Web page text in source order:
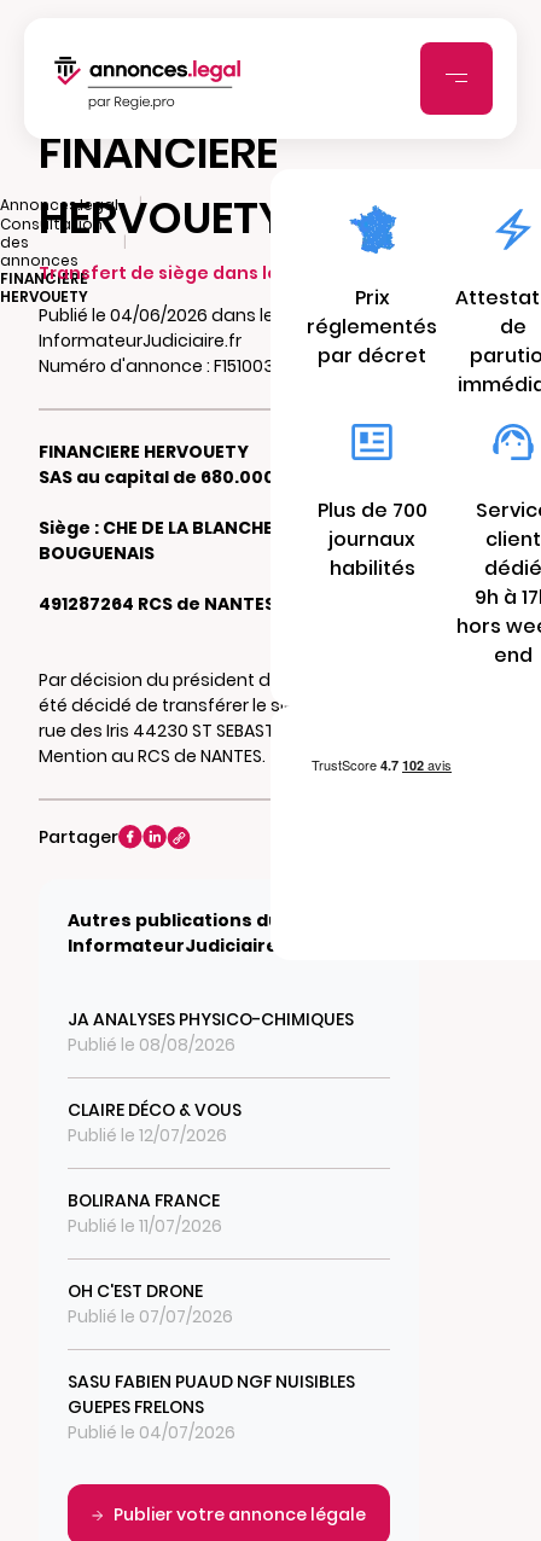
Annonces.legal
|
Consultation
des
annonces
|
FINANCIERE
HERVOUETY
FINANCIERE
HERVOUETY
Transfert de siège dans le même ressort
Publié le 04/06/2026 dans le journal
InformateurJudiciaire.fr
Numéro d'annonce : F15100354fc0l
FINANCIERE HERVOUETY
SAS au capital de 680.000 €
Siège : CHE DE LA BLANCHE 44340
BOUGUENAIS
491287264 RCS de NANTES
Par décision du président du 29/05/2026, il a
été décidé de transférer le siège social au 6
rue des Iris 44230 ST SEBASTIEN SUR LOIRE.
Mention au RCS de NANTES.
Partager
Autres publications du journal
InformateurJudiciaire.fr
JA ANALYSES PHYSICO-CHIMIQUES
Publié le 08/08/2026
CLAIRE DÉCO & VOUS
Publié le 12/07/2026
BOLIRANA FRANCE
Publié le 11/07/2026
OH C'EST DRONE
Publié le 07/07/2026
SASU FABIEN PUAUD NGF NUISIBLES
GUEPES FRELONS
Publié le 04/07/2026
Publier votre annonce légale
Prix
réglementés
par décret
de
Plus de 700
journaux
habilités
client
dédié
9h à
hors
end